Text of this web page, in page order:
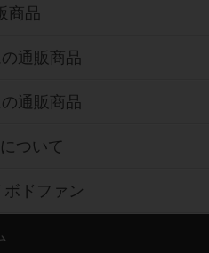
商品
通販商品
通販商品
ついて
ドファン